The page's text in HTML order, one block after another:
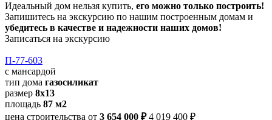
Идеальный дом нельзя купить, его можно только построить!
Запишитесь на экскурсию по нашим построенным домам и
убедитесь в качестве и надежности наших домов!
Записаться на экскурсию
П-77-603
с мансардой
тип дома газосиликат
размер 8х13
площадь 87 м2
цена строительства от 3 654 000 ₽ 4 019 400 ₽